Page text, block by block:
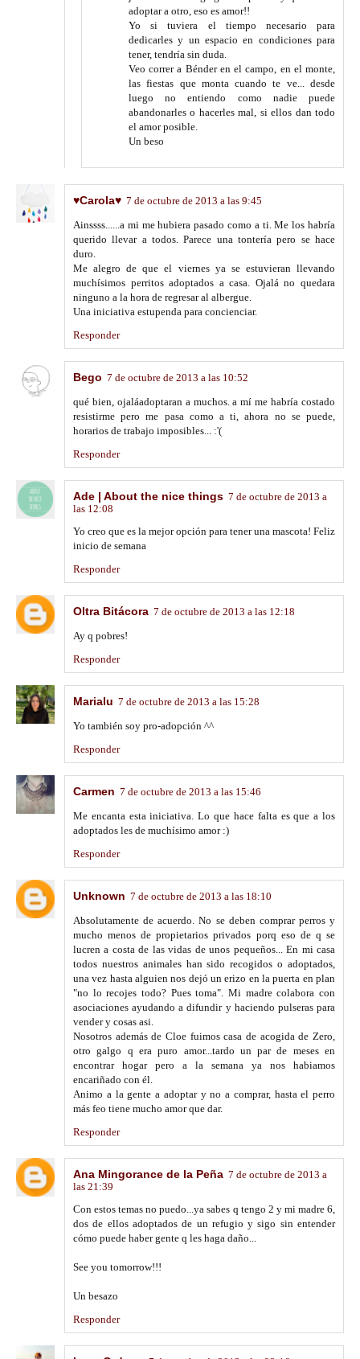
adoptar a otro, eso es amor!!
Yo si tuviera el tiempo necesario para
dedicarles y un espacio en condiciones para
tener, tendría sin duda.
Veo correr a Bénder en el campo, en el monte,
las fiestas que monta cuando te ve... desde
luego no entiendo como nadie puede
abandonarles o hacerles mal, si ellos dan todo
el amor posible.
Un beso
♥Carola♥ 7 de octubre de 2013 a las 9:45
Ainssss......a mi me hubiera pasado como a ti. Me los habría
querido llevar a todos. Parece una tontería pero se hace
duro.
Me alegro de que el viernes ya se estuvieran llevando
muchísimos perritos adoptados a casa. Ojalá no quedara
ninguno a la hora de regresar al albergue.
Una iniciativa estupenda para concienciar.
Responder
Bego 7 de octubre de 2013 a las 10:52
qué bien, ojaláadoptaran a muchos. a mí me habría costado
resistirme pero me pasa como a ti, ahora no se puede,
horarios de trabajo imposibles... :'(
Responder
Ade | About the nice things 7 de octubre de 2013 a
las 12:08
Yo creo que es la mejor opción para tener una mascota! Feliz
inicio de semana
Responder
Oltra Bitácora 7 de octubre de 2013 a las 12:18
Ay q pobres!
Responder
Marialu 7 de octubre de 2013 a las 15:28
Yo también soy pro-adopción ^^
Responder
Carmen 7 de octubre de 2013 a las 15:46
Me encanta esta iniciativa. Lo que hace falta es que a los
adoptados les de muchísimo amor :)
Responder
Unknown 7 de octubre de 2013 a las 18:10
Absolutamente de acuerdo. No se deben comprar perros y
mucho menos de propietarios privados porq eso de q se
lucren a costa de las vidas de unos pequeños... En mi casa
todos nuestros animales han sido recogidos o adoptados,
una vez hasta alguien nos dejó un erizo en la puerta en plan
"no lo recojes todo? Pues toma". Mi madre colabora con
asociaciones ayudando a difundir y haciendo pulseras para
vender y cosas asi.
Nosotros además de Cloe fuimos casa de acogida de Zero,
otro galgo q era puro amor...tardo un par de meses en
encontrar hogar pero a la semana ya nos habiamos
encariñado con él.
Animo a la gente a adoptar y no a comprar, hasta el perro
más feo tiene mucho amor que dar.
Responder
Ana Mingorance de la Peña 7 de octubre de 2013 a
las 21:39
Con estos temas no puedo...ya sabes q tengo 2 y mi madre 6,
dos de ellos adoptados de un refugio y sigo sin entender
cómo puede haber gente q les haga daño...
See you tomorrow!!!
Un besazo
Responder